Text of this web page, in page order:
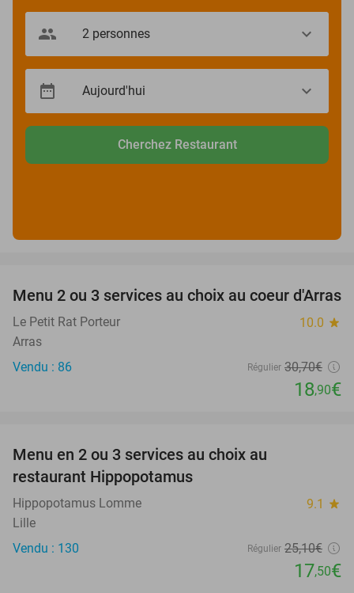
Cherchez Restaurant
38%
Menu 2 ou 3 services au choix au coeur d'Arras
Le Petit Rat Porteur 10.0 star
Arras
Vendu : 86
Régulier 30,70€
18,90€
Menu en 2 ou 3 services au choix au
restaurant Hippopotamus
Hippopotamus Lomme 9.1 star
Lille
Vendu : 130
Régulier 25,10€
17,50€